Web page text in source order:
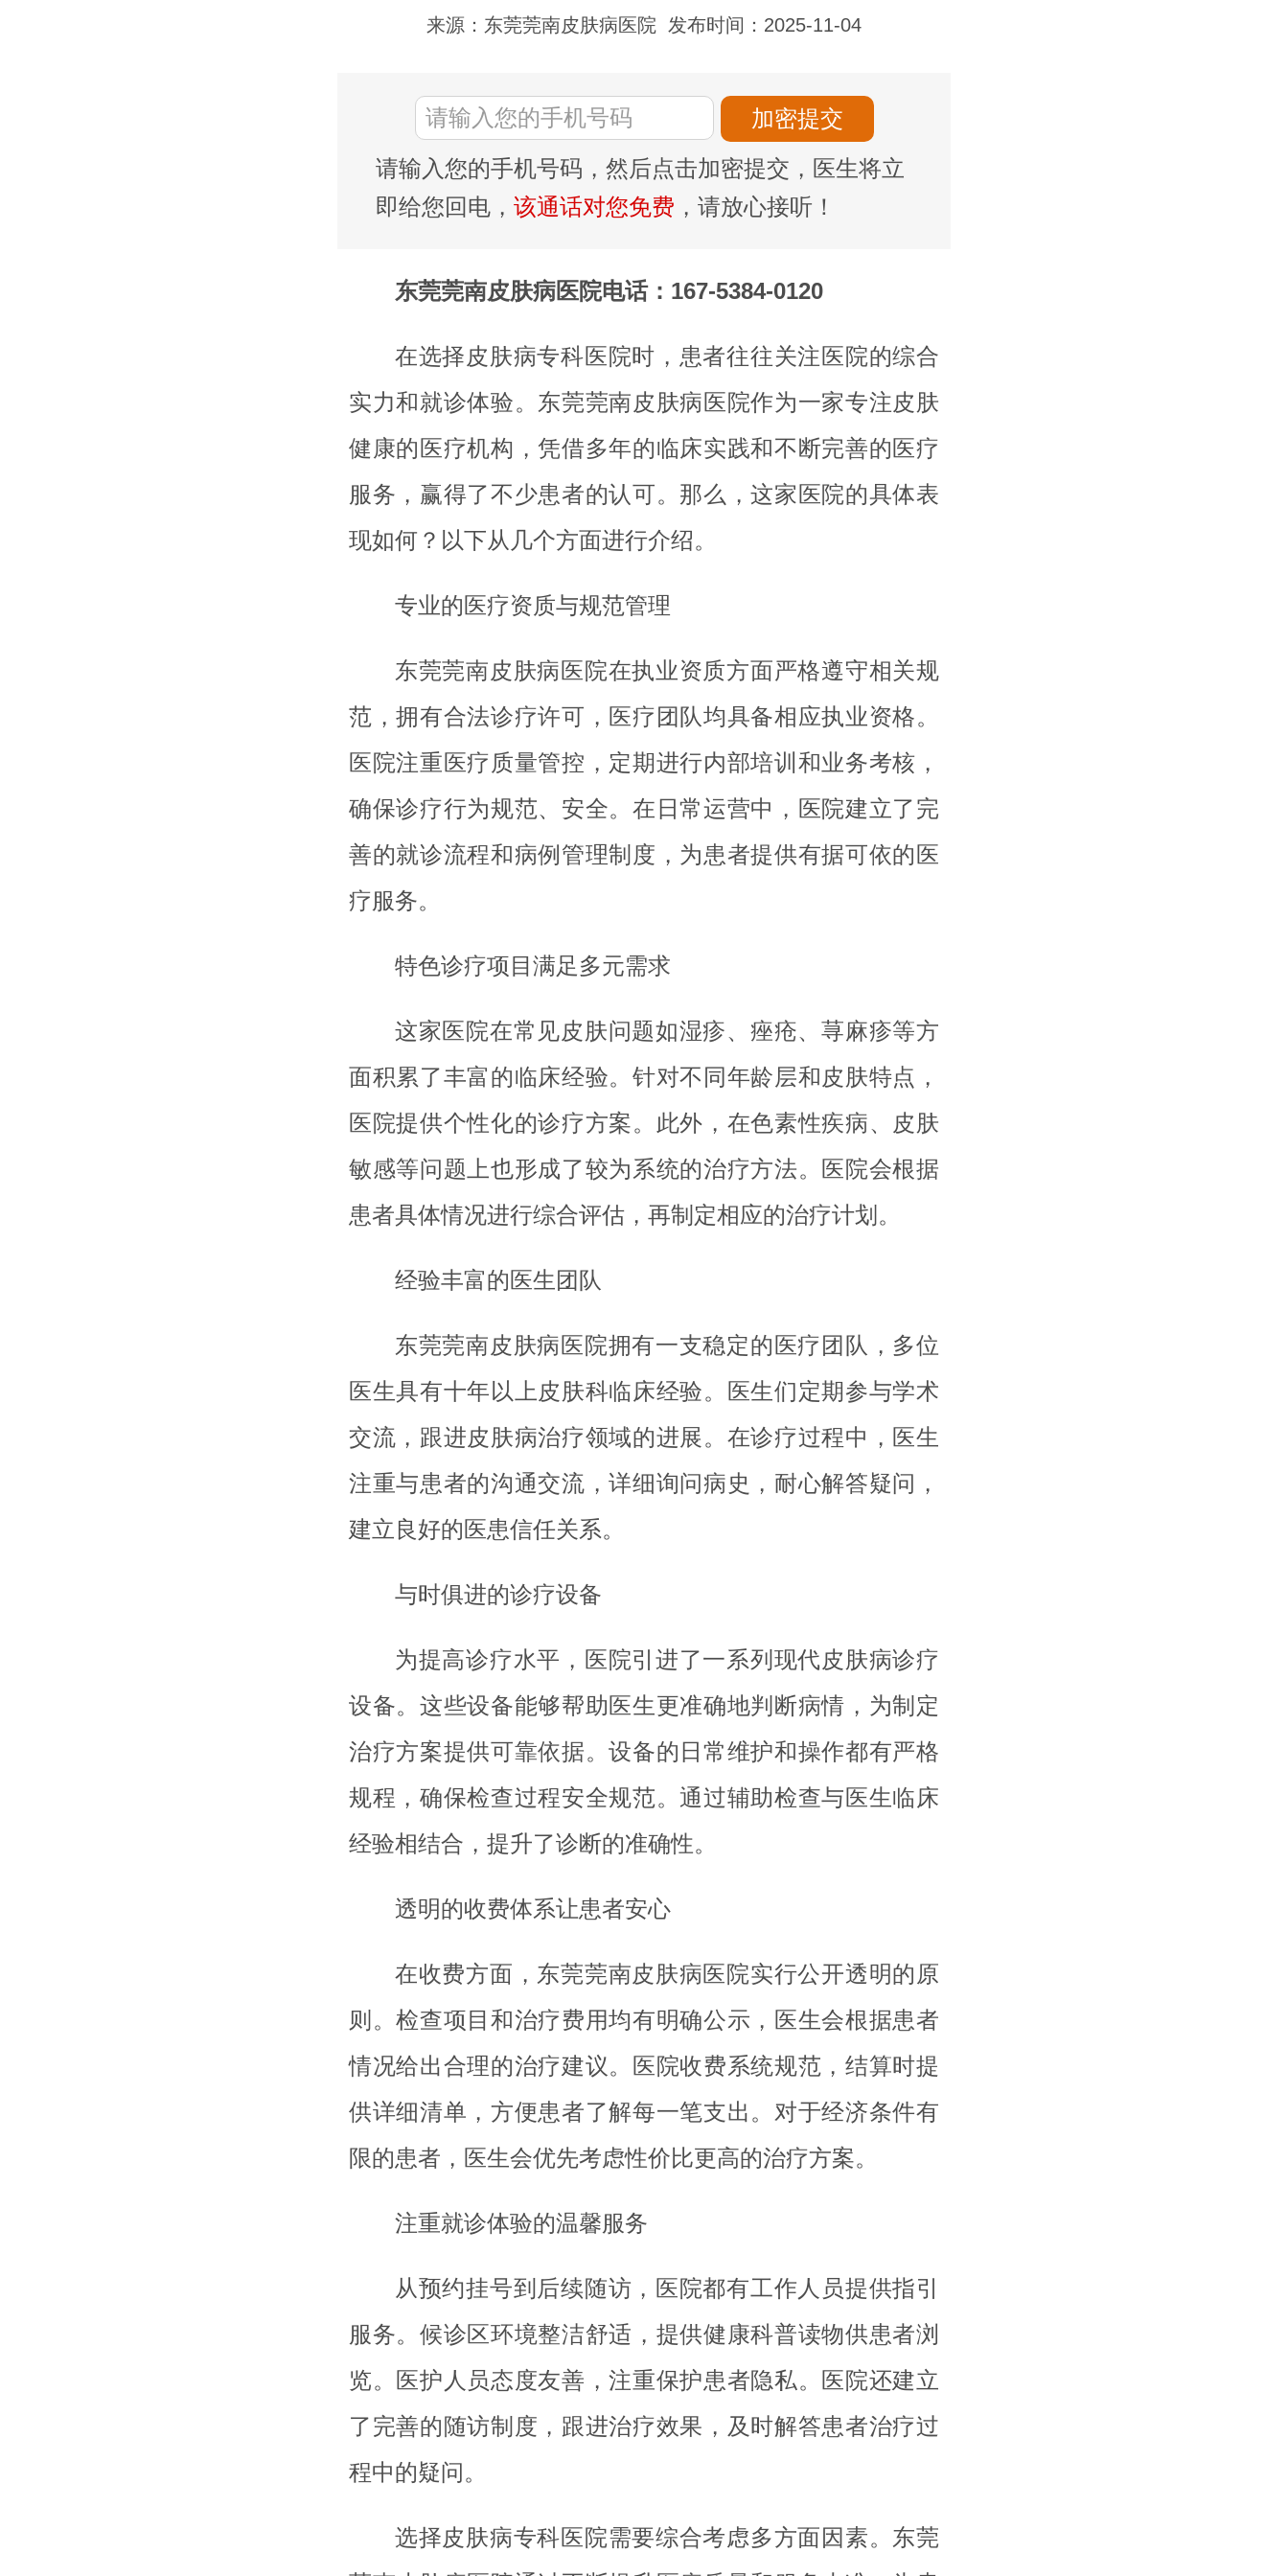
来源：东莞莞南皮肤病医院 发布时间：2025-11-04
请输入您的手机号码，然后点击加密提交，医生将立
即给您回电， 该通话对您免费 ，请放心接听！
东莞莞南皮肤病医院电话：167-5384-0120
在选择皮肤病专科医院时，患者往往关注医院的综合
实力和就诊体验。东莞莞南皮肤病医院作为一家专注皮肤
健康的医疗机构，凭借多年的临床实践和不断完善的医疗
服务，赢得了不少患者的认可。那么，这家医院的具体表
现如何？以下从几个方面进行介绍。
专业的医疗资质与规范管理
东莞莞南皮肤病医院在执业资质方面严格遵守相关规
范，拥有合法诊疗许可，医疗团队均具备相应执业资格。
医院注重医疗质量管控，定期进行内部培训和业务考核，
确保诊疗行为规范、安全。在日常运营中，医院建立了完
善的就诊流程和病例管理制度，为患者提供有据可依的医
疗服务。
特色诊疗项目满足多元需求
这家医院在常见皮肤问题如湿疹、痤疮、荨麻疹等方
面积累了丰富的临床经验。针对不同年龄层和皮肤特点，
医院提供个性化的诊疗方案。此外，在色素性疾病、皮肤
敏感等问题上也形成了较为系统的治疗方法。医院会根据
患者具体情况进行综合评估，再制定相应的治疗计划。
经验丰富的医生团队
东莞莞南皮肤病医院拥有一支稳定的医疗团队，多位
医生具有十年以上皮肤科临床经验。医生们定期参与学术
交流，跟进皮肤病治疗领域的进展。在诊疗过程中，医生
注重与患者的沟通交流，详细询问病史，耐心解答疑问，
建立良好的医患信任关系。
与时俱进的诊疗设备
为提高诊疗水平，医院引进了一系列现代皮肤病诊疗
设备。这些设备能够帮助医生更准确地判断病情，为制定
治疗方案提供可靠依据。设备的日常维护和操作都有严格
规程，确保检查过程安全规范。通过辅助检查与医生临床
经验相结合，提升了诊断的准确性。
透明的收费体系让患者安心
在收费方面，东莞莞南皮肤病医院实行公开透明的原
则。检查项目和治疗费用均有明确公示，医生会根据患者
情况给出合理的治疗建议。医院收费系统规范，结算时提
供详细清单，方便患者了解每一笔支出。对于经济条件有
限的患者，医生会优先考虑性价比更高的治疗方案。
注重就诊体验的温馨服务
从预约挂号到后续随访，医院都有工作人员提供指引
服务。候诊区环境整洁舒适，提供健康科普读物供患者浏
览。医护人员态度友善，注重保护患者隐私。医院还建立
了完善的随访制度，跟进治疗效果，及时解答患者治疗过
程中的疑问。
选择皮肤病专科医院需要综合考虑多方面因素。东莞